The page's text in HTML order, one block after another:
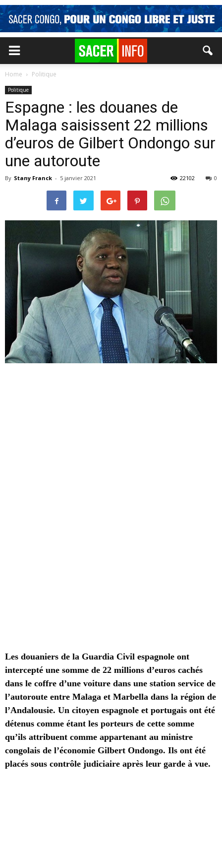
Home Politique
Politique
Espagne : les douanes de
Malaga saisissent 22 millions
d’euros de Gilbert Ondongo sur
une autoroute
By Stany Franck - 5 janvier 2021 0
22102
Les douaniers de la Guardia Civil espagnole ont
intercepté une somme de 22 millions d’euros cachés
dans le coffre d’une voiture dans une station service de
l’autoroute entre Malaga et Marbella dans la région de
l’Andalousie. Un citoyen espagnole et portugais ont été
détenus comme étant les porteurs de cette somme
qu’ils attribuent comme appartenant au ministre
congolais de l’économie Gilbert Ondongo. Ils ont été
placés sous contrôle judiciaire après leur garde à vue.